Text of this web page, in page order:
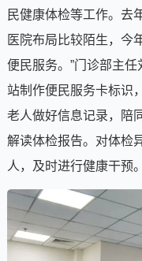
民健康体检等工作。去
医院布局比较陌生，今
便民服务。”门诊部主
站制作便民服务卡标识
老人做好信息记录，陪
解读体检报告。对体检
人，及时进行健康干预